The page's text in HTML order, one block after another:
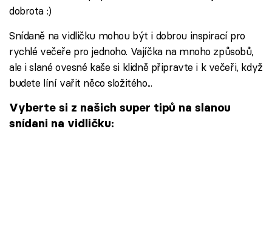
dobrota :)
Snídaně na vidličku mohou být i dobrou inspirací pro
rychlé večeře pro jednoho. Vajíčka na mnoho způsobů,
ale i slané ovesné kaše si klidně připravte i k večeři, když
budete líní vařit něco složitého...
Vyberte si z našich super tipů na slanou
snídani na vidličku: